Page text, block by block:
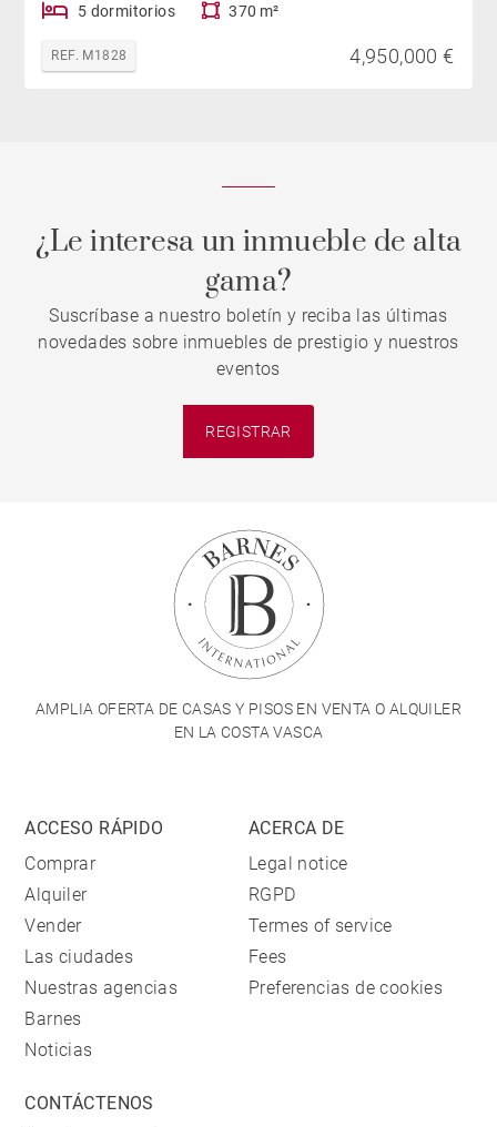
5 dormitorios 370 m²
REF. M1828 4,950,000 €
¿Le interesa un inmueble de alta
gama?
Suscríbase a nuestro boletín y reciba las últimas
novedades sobre inmuebles de prestigio y nuestros
eventos
REGISTRAR
AMPLIA OFERTA DE CASAS Y PISOS EN VENTA O ALQUILER
EN LA COSTA VASCA
ACCESO RÁPIDO
Comprar
Alquiler
Vender
Las ciudades
Nuestras agencias
Barnes
Noticias
ACERCA DE
Legal notice
RGPD
Termes of service
Fees
Preferencias de cookies
CONTÁCTENOS